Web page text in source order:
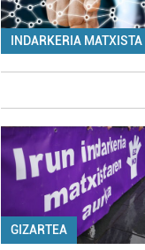
INDARKERIA MATXISTA
GIZARTEA